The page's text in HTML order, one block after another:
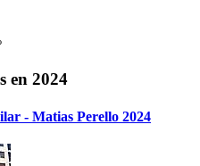
en 2024
- Matias Perello 2024